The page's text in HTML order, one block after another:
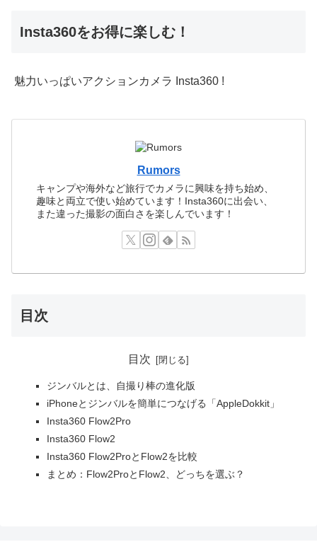
Insta360をお得に楽しむ！
魅力いっぱいアクションカメラ Insta360 !
Rumors
キャンプや海外など旅行でカメラに興味を持ち始め、
趣味と両立で使い始めています！Insta360に出会い、
また違った撮影の面白さを楽しんでいます！
目次
目次
ジンバルとは、自撮り棒の進化版
iPhoneとジンバルを簡単につなげる「AppleDokkit」
Insta360 Flow2Pro
Insta360 Flow2
Insta360 Flow2ProとFlow2を比較
まとめ：Flow2ProとFlow2、どっちを選ぶ？